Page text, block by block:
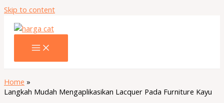
Skip to content
Home
Langkah Mudah Mengaplikasikan Lacquer Pada Furniture Kayu